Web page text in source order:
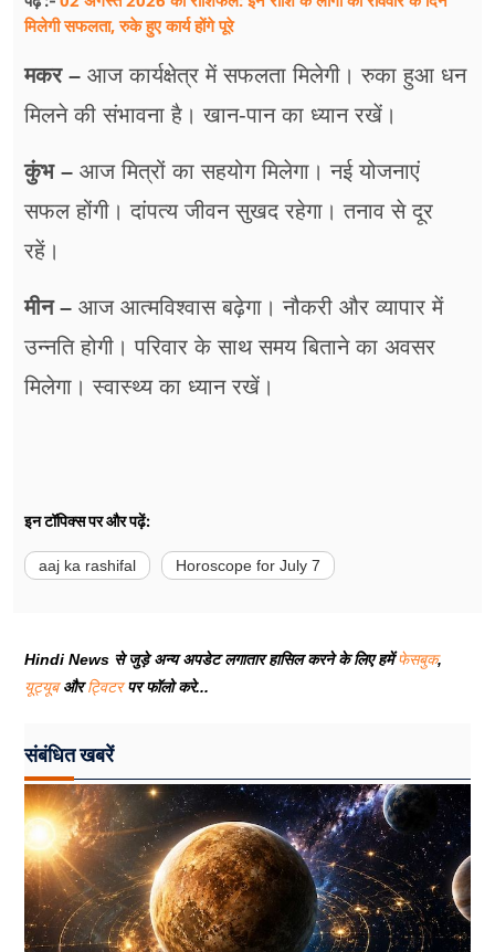
मिलेगी सफलता, रुके हुए कार्य होंगे पूरे
मकर – आज कार्यक्षेत्र में सफलता मिलेगी। रुका हुआ धन
मिलने की संभावना है। खान-पान का ध्यान रखें।
कुंभ – आज मित्रों का सहयोग मिलेगा। नई योजनाएं
सफल होंगी। दांपत्य जीवन सुखद रहेगा। तनाव से दूर
रहें।
मीन – आज आत्मविश्वास बढ़ेगा। नौकरी और व्यापार में
उन्नति होगी। परिवार के साथ समय बिताने का अवसर
मिलेगा। स्वास्थ्य का ध्यान रखें।
इन टॉपिक्स पर और पढ़ें:
aaj ka rashifal Horoscope for July 7
Hindi News से जुड़े अन्य अपडेट लगातार हासिल करने के लिए हमेंफेसबुक,
यूट्यूबऔरट्विटरपर फॉलो करे...
संबंधित खबरें